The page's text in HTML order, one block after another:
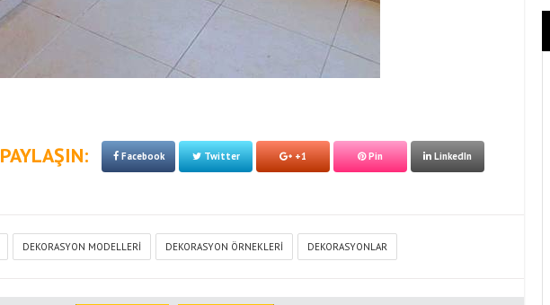
PAYLAŞIN: Facebook Twitter +1 Pin LinkedIn
DEKORASYON MODELLERI DEKORASYON ÖRNEKLERI DEKORASYONLAR